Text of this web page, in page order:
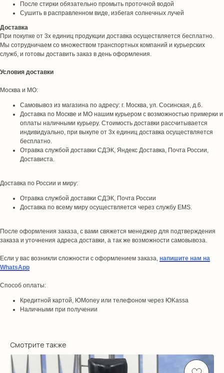
После стирки обязательно промыть проточной водой
Сушить в расправленном виде, избегая солнечных лучей
Доставка
При покупке от 3х единиц продукции доставка осуществляется бесплатно.
Мы сотрудничаем со множеством транспортных компаний и курьерских
служб, и готовы доставить заказ в день оформления.
Условия доставки
Москва и МО:
Самовывоз из магазина по адресу: г. Москва, ул. Сосинская, д.6.
Доставка по Москве и МО нашим курьером с возможностью примерки и
оплаты наличными курьеру. Стоимость доставки рассчитывается
индивидуально, при выкупе от 3х единиц доставка осуществляется
бесплатно.
Отравка службой доставки СДЭК, Яндекс Доставка, Почта России,
Достависта.
Доставка по России и миру:
Отравка службой доставки СДЭК, Почта России
Доставка по всему миру осуществляется через службу EMS.
После оформления заказа, с вами свяжется менеджер для подтверждения
заказа и уточнения адреса доставки, а так же возможности самовывоза.
Если у вас возникли сложности с оформлением заказа, напишите нам на
WhatsApp
Способ оплаты:
Кредитной картой, ЮMoney или телефоном через ЮKassa
Наличными при получении
Смотрите также